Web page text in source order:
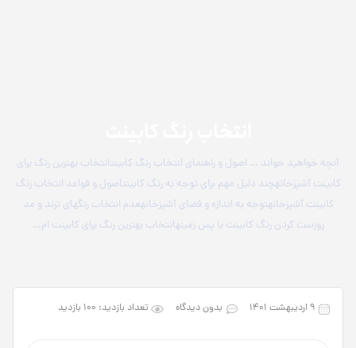
آنچه خواهید خواند … اصول و راهنمای انتخاب رنگ کابینتانتخاب بهترین رنگ برای
کابینت آشپزخانهچند دلیل مهم برای توجه به رنگ کابینتاصول و قواعد انتخاب رنگ
کابینت آشپزخانهتوجه به اندازه و فضای آشپزخانهعدم انتخاب رنگ­های ترند و مد
روزست کردن رنگ کابینت با پس زمینهانتخاب بهترین رنگ برای کابینت ام…
۹ اردیبهشت ۱۴۰۱ بدون دیدگاه تعداد بازدید: 100 بازدید